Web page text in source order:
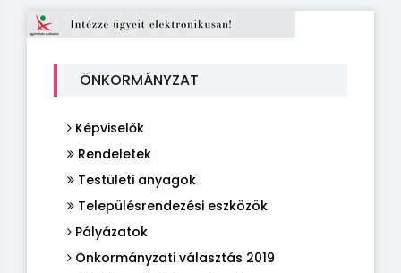
ÖNKORMÁNYZAT
Képviselők
Rendeletek
Testületi anyagok
Településrendezési eszközök
Pályázatok
Önkormányzati választás 2019